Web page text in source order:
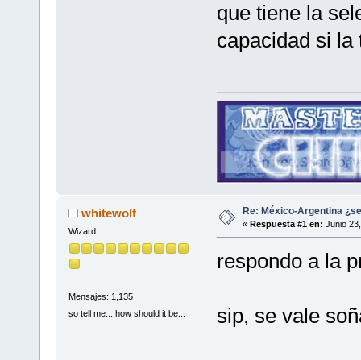
que tiene la
capacidad si la
whitewolf
Wizard
Mensajes: 1,135
so tell me... how should it be...
Re: México-Argentina
« Respuesta #1 en: Junio
respondo a la
sip, se vale